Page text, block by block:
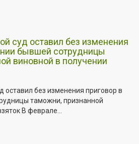
суд оставил без изменения
бывшей сотрудницы
виновной в получении
оставил без изменения приговор в
таможни, признанной
В феврале...